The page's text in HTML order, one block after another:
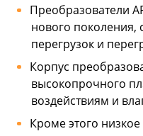
Преобразователи
нового
перегрузок и
Корпус
высокопрочного
воздействиям и
Кроме этого